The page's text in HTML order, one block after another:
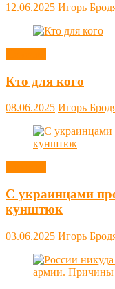
12.06.2025 Игорь
Кто для кого
08.06.2025 Игорь
С украинцами
кунштюк
03.06.2025 Игорь